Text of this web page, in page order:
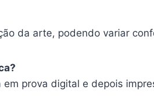
da arte, podendo variar
prova digital e depois